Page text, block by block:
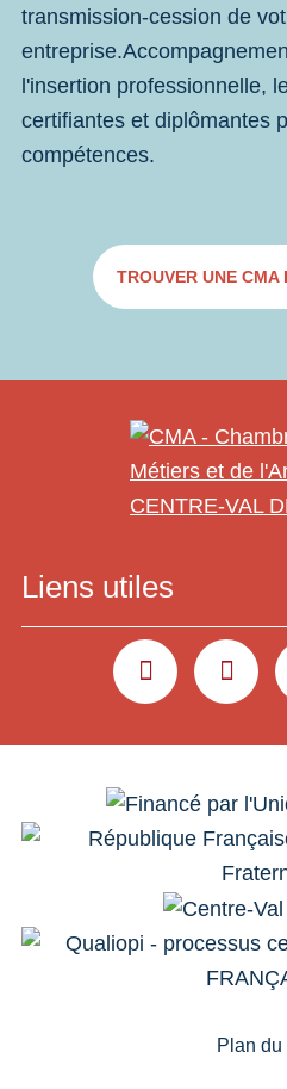
transmission-cession de
l'insertion professionnelle,
certifiantes et diplômantes
compétences.
TROUVER UNE CMA
Liens utiles
YOUTUBE
Plan du